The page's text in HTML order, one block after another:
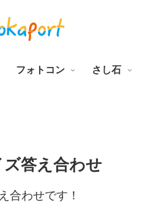
フォトコン さし石
ズ答え合わせ
合わせです！